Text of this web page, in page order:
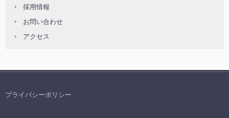
採用情報
お問い合わせ
アクセス
プライバシーポリシー